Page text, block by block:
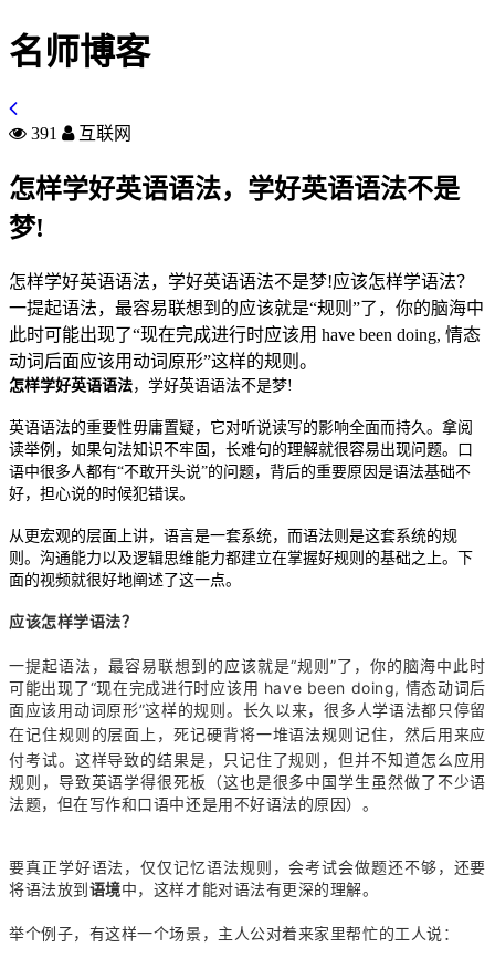
名师博客
391 互联网
怎样学好英语语法，学好英语语法不是
梦!
怎样学好英语语法，学好英语语法不是梦!应该怎样学语法？
一提起语法，最容易联想到的应该就是“规则”了，你的脑海中
此时可能出现了“现在完成进行时应该用 have been doing, 情态
动词后面应该用动词原形”这样的规则。
怎样学好英语语法，学好英语语法不是梦!
英语语法的重要性毋庸置疑，它对听说读写的影响全面而持久。拿阅
读举例，如果句法知识不牢固，长难句的理解就很容易出现问题。口
语中很多人都有“不敢开头说”的问题，背后的重要原因是语法基础不
好，担心说的时候犯错误。
从更宏观的层面上讲，语言是一套系统，而语法则是这套系统的规
则。沟通能力以及逻辑思维能力都建立在掌握好规则的基础之上。下
面的视频就很好地阐述了这一点。
应该怎样学语法？
一提起语法，最容易联想到的应该就是“规则”了，你的脑海中此时
可能出现了“现在完成进行时应该用 have been doing, 情态动词后
面应该用动词原形”这样的规则。长久以来，很多人学语法都只停留
在记住规则的层面上，死记硬背将一堆语法规则记住，然后用来应
付考试。这样导致的结果是，只记住了规则，但并不知道怎么应用
规则，导致英语学得很死板（这也是很多中国学生虽然做了不少语
法题，但在写作和口语中还是用不好语法的原因）。
要真正学好语法，仅仅记忆语法规则，会考试会做题还不够，还要
将语法放到语境中，这样才能对语法有更深的理解。
举个例子，有这样一个场景，主人公对着来家里帮忙的工人说：